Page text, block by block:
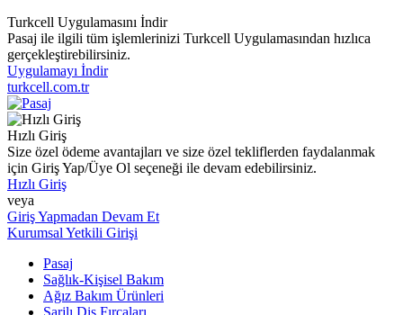
Turkcell Uygulamasını İndir
Pasaj ile ilgili tüm işlemlerinizi Turkcell Uygulamasından hızlıca
gerçekleştirebilirsiniz.
Uygulamayı İndir
turkcell.com.tr
Hızlı Giriş
Size özel ödeme avantajları ve size özel tekliflerden faydalanmak
için Giriş Yap/Üye Ol seçeneği ile devam edebilirsiniz.
Hızlı Giriş
veya
Giriş Yapmadan Devam Et
Kurumsal Yetkili Girişi
Pasaj
Sağlık-Kişisel Bakım
Ağız Bakım Ürünleri
Şarjlı Diş Fırçaları